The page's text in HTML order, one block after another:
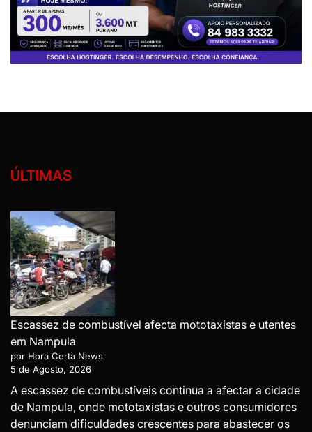
ÚLTIMAS
Escassez de combustível afecta mototaxistas e utentes
em Nampula
por Hora Certa News
5 de Agosto, 2026
A escassez de combustíveis continua a afectar a cidade
de Nampula, onde mototaxistas e outros consumidores
denunciam dificuldades crescentes para abastecer os